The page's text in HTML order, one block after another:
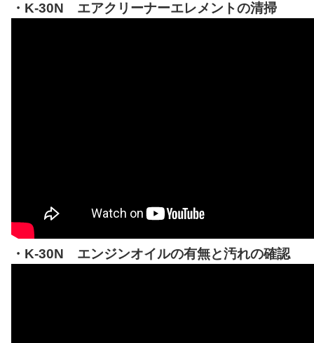
・K-30N エアクリーナーエレメントの清掃
・K-30N エンジンオイルの有無と汚れの確認